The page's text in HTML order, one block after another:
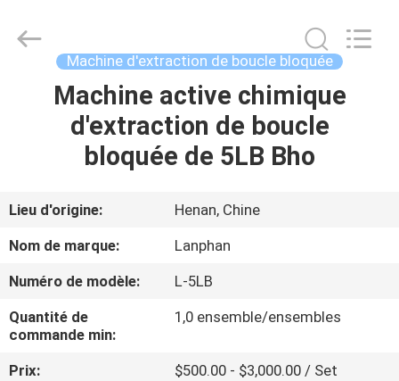
MAISON
PRODUITS
VIDÉOS
SUJET
DE
NOUS
Lanphan
Industry
Machine d'extraction de boucle bloquée
Machine active chimique
d'extraction de boucle
bloquée de 5LB Bho
Lieu d'origine:
Henan, Chine
Nom de marque:
Lanphan
Numéro de modèle:
L-5LB
Quantité de
commande min:
1,0 ensemble/ensembles
Prix:
$500.00 - $3,000.00 / Set